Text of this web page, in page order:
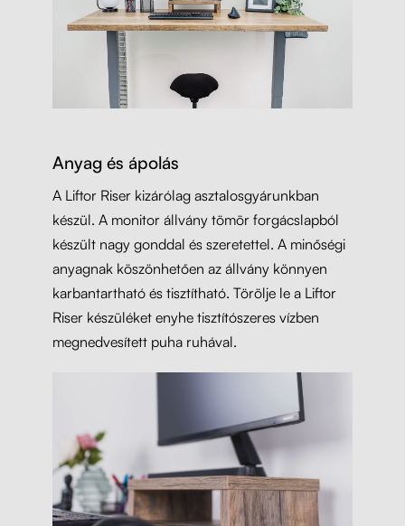
Anyag és ápolás
A Liftor Riser kizárólag asztalosgyárunkban
készül. A monitor állvány tömör forgácslapból
készült nagy gonddal és szeretettel. A minőségi
anyagnak köszönhetően az állvány könnyen
karbantartható és tisztítható. Törölje le a Liftor
Riser készüléket enyhe tisztítószeres vízben
megnedvesített puha ruhával.